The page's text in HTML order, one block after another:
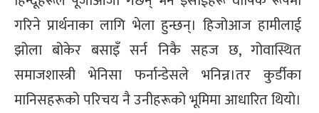
गरिने प्रार्थनाका लागि भेला हुन्छन्। हिजोआज हामीलाई
झोला बोकेर बसाइँ सर्न निकै सहज छ, गोवास्थित
समाजशास्त्री भेनिसा फर्नान्डेसले भनिन्न।तर कुर्डीका
मानिसहरूको परिचय नै उनीहरूको भूमिमा आधारित थियो।